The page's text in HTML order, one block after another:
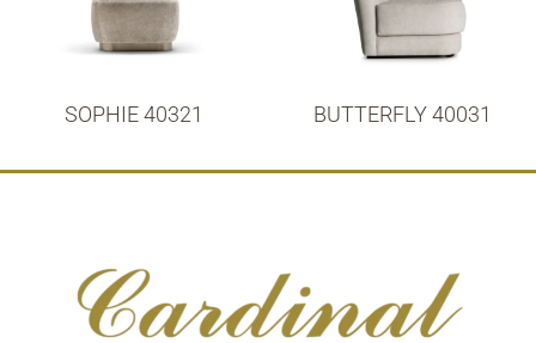
SOPHIE 40321 BUTTERFLY 40031